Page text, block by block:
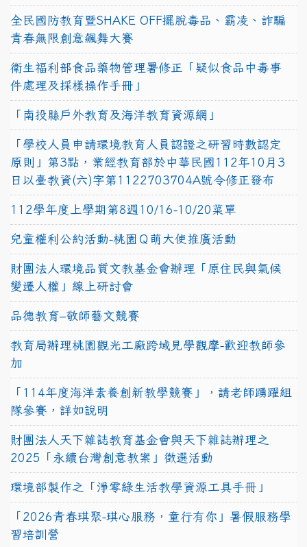
全民國防教育暨SHAKE OFF擺脫毒品、霸凌、詐騙
青春無限創意飆舞大賽
衛生福利部食品藥物管理署修正「疑似食品中毒事
件處理及採樣操作手冊」
「南投縣戶外教育及海洋教育資源網」
「學校人員申請環境教育人員認證之研習時數認定
原則」第3點，業經教育部於中華民國112年10月3
日以臺教資(六)字第1122703704A號令修正發布
112學年度上學期第8週10/16-10/20菜單
兒童權利公約活動-桃園Ｑ萌大使推廣活動
財團法人環境品質文教基金會辦理「原住民與氣候
變遷人權」線上研討會
品德教育–敬師藝文競賽
教育局辦理桃園觀光工廠跨域見學觀摩-歡迎教師參
加
「114年度海洋素養創新教學競賽」，請老師踴躍組
隊參賽，詳如說明
財團法人天下雜誌教育基金會與天下雜誌辦理之
2025「永續台灣創意教案」徵選活動
環境部製作之「淨零綠生活教學資源工具手冊」
「2026青春琪聚-琪心服務，童行有你」暑假服務學
習培訓營